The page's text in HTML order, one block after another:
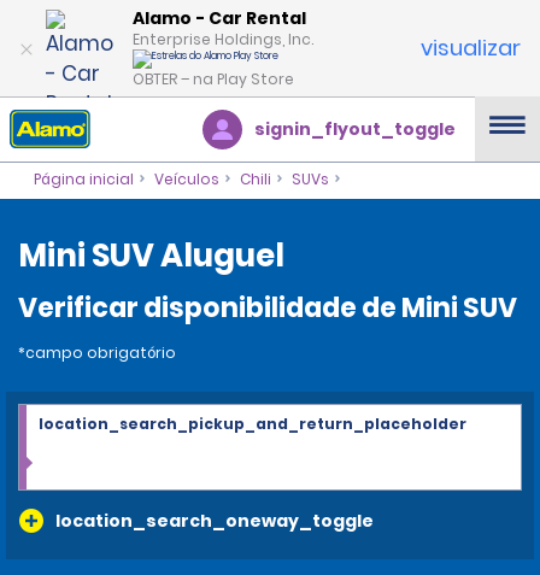
Alamo - Car Rental
Enterprise Holdings, Inc.
OBTER – na Play Store
visualizar
signin_flyout_toggle
Página inicial Veículos Chili SUVs
Mini SUV Aluguel
Verificar disponibilidade de Mini SUV
*campo obrigatório
location_search_oneway_toggle
location_search_pickup_and_return_placeholder